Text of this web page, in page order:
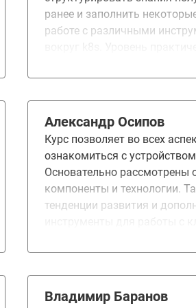
ранее и заполнить
работе с различными
одинаковый , приходилось
считаю это минусом, даже
повышает эффект обучения.
Александр Осипов
Курс позволяет во всех
ознакомиться с
Основательно рассмотрены
компоненты и технологии.
тенденции развития и
отличаются по сложности, у
развития курса.
Владимир Баранов